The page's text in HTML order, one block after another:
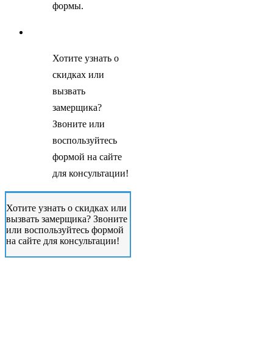
формы.
Хотите узнать о
скидках или
вызвать
замерщика?
Звоните или
воспользуйтесь
формой на сайте
для консультации!
Хотите узнать о скидках или
вызвать замерщика? Звоните
или воспользуйтесь формой
на сайте для консультации!